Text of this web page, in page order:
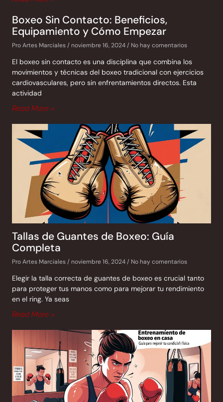
Boxeo Sin Contacto: Beneficios,
Equipamiento y Cómo Empezar
Pro Artes Marciales noviembre 16, 2024 No hay comentarios
El boxeo sin contacto es una disciplina que combina los
movimientos y técnicas del boxeo tradicional con ejercicios
cardiovasculares, pero sin enfrentamientos directos. Esta
actividad
Read More »
Tallas de Guantes de Boxeo: Guía
Completa
Pro Artes Marciales noviembre 16, 2024 No hay comentarios
Elegir la talla correcta de guantes de boxeo es crucial tanto
para proteger tus manos como para mejorar tu rendimiento
en el ring. Ya seas
Read More »